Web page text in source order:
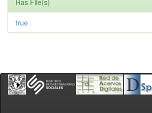
Has File(s)
true